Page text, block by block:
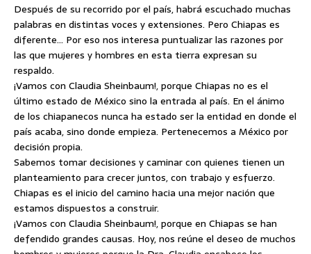
Después de su recorrido por el país, habrá escuchado muchas
palabras en distintas voces y extensiones. Pero Chiapas es
diferente… Por eso nos interesa puntualizar las razones por
las que mujeres y hombres en esta tierra expresan su
respaldo.
¡Vamos con Claudia Sheinbaum!, porque Chiapas no es el
último estado de México sino la entrada al país. En el ánimo
de los chiapanecos nunca ha estado ser la entidad en donde el
país acaba, sino donde empieza. Pertenecemos a México por
decisión propia.
Sabemos tomar decisiones y caminar con quienes tienen un
planteamiento para crecer juntos, con trabajo y esfuerzo.
Chiapas es el inicio del camino hacia una mejor nación que
estamos dispuestos a construir.
¡Vamos con Claudia Sheinbaum!, porque en Chiapas se han
defendido grandes causas. Hoy, nos reúne el deseo de muchos